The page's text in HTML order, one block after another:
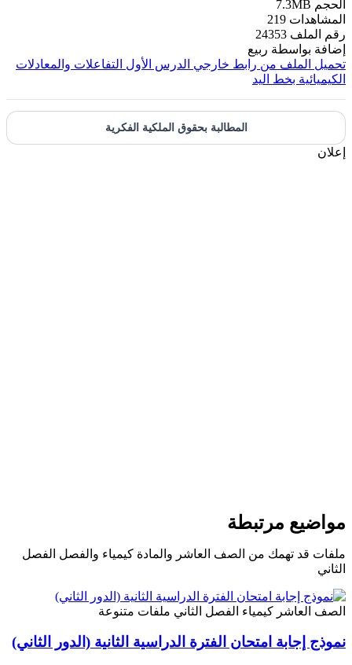
الحجم 7.3MB
المشاهدات 219
رقم الملف 24353
إضافة بواسطة ربيع
تحميل الملف من رابط خارجي
الدرس الأول التفاعلات والمعادلات
الكيميائية بخط اليد
المطالبة بحقوق الملكية الفكرية
إعلان
مواضيع مرتبطة
ملفات قد تهمك من الصف العاشر والمادة كيمياء والفصل الفصل
الثاني
الصف العاشر كيمياء الفصل الثاني ملفات متنوعة
نموذج إجابة امتحان الفترة الدراسية الثانية (الدور الثاني)